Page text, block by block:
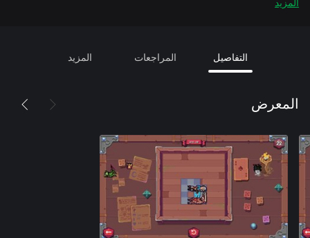
التفاصيل المراجعات المزيد
المعرض